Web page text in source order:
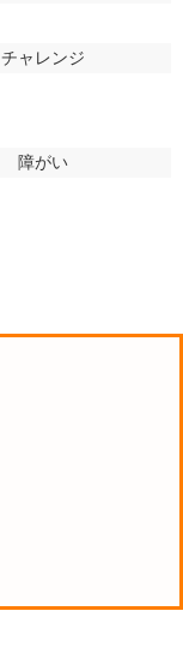
チャレンジ
障がい